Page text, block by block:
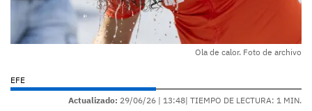
Ola de calor. Foto de archivo
EFE
Actualizado: 29/06/26 | 13:48| TIEMPO DE LECTURA: 1 MIN.